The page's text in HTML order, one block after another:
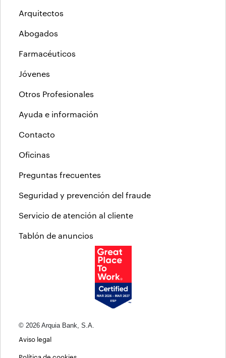
Arquitectos
Abogados
Farmacéuticos
Jóvenes
Otros Profesionales
Ayuda e información
Contacto
Oficinas
Preguntas frecuentes
Seguridad y prevención del fraude
Servicio de atención al cliente
Tablón de anuncios
© 2026 Arquia Bank, S.A.
Aviso legal